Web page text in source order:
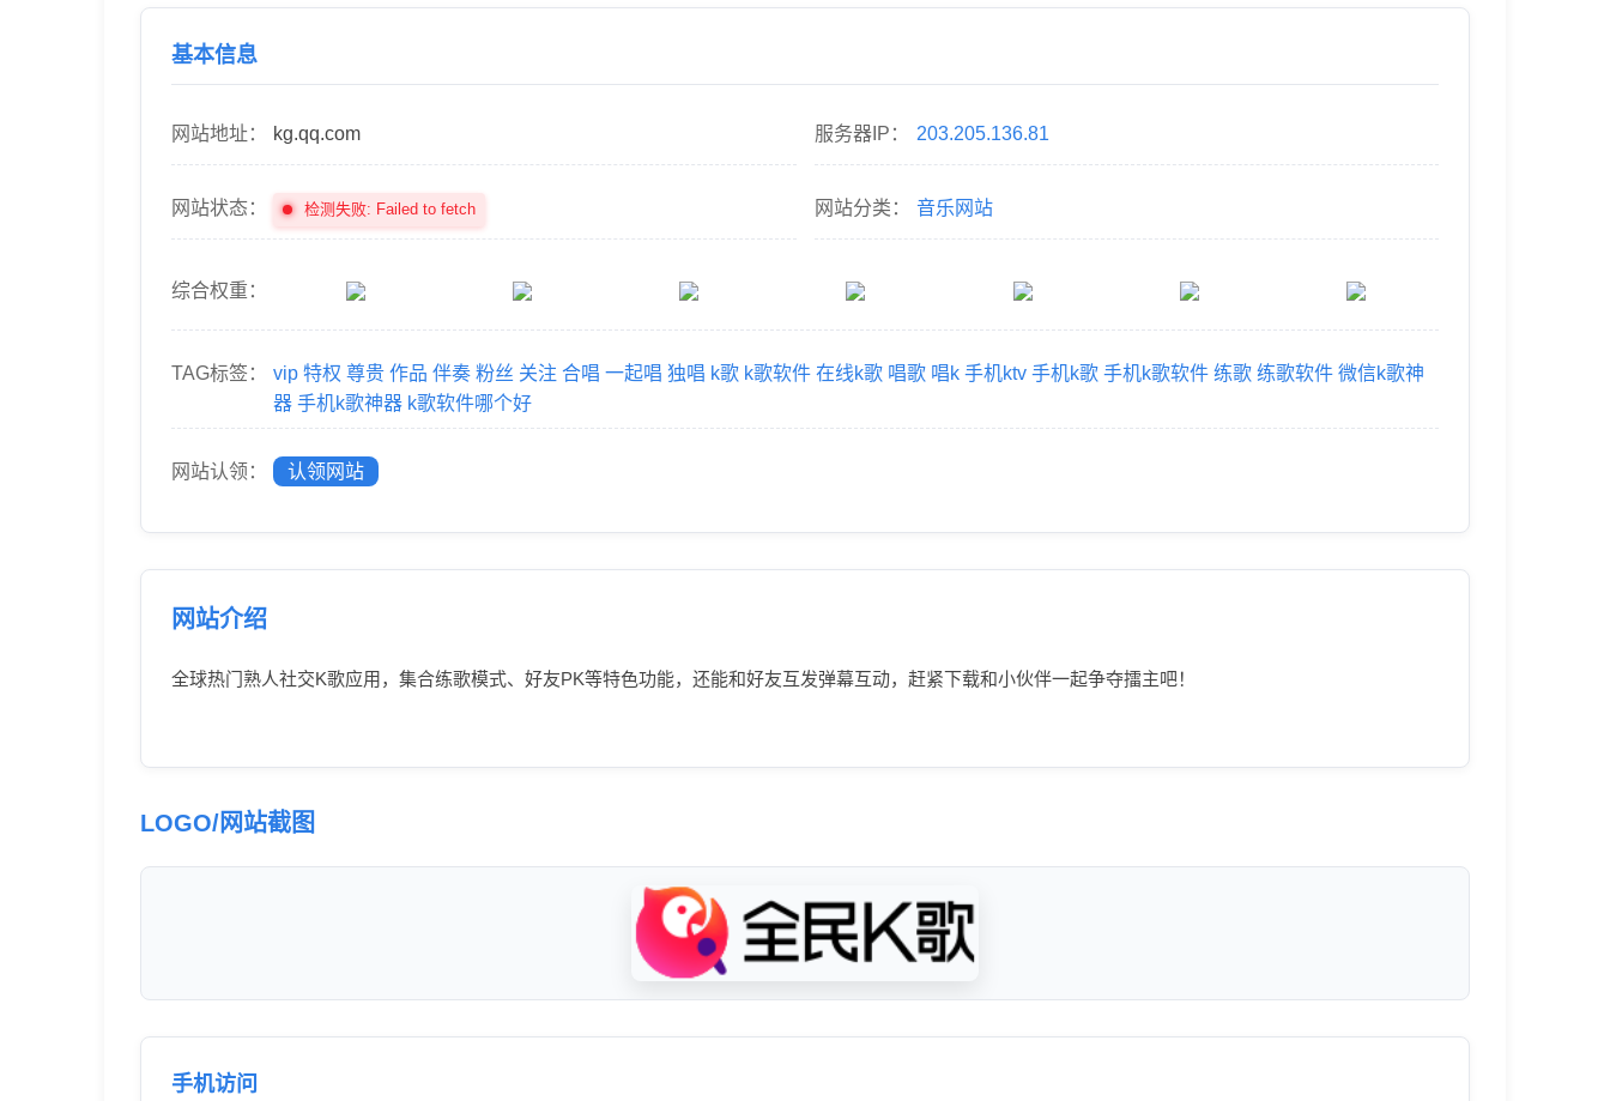
基本信息
网站地址： kg.qq.com 服务器IP： 203.205.136.81
网站状态： 检测失败: Failed to fetch 网站分类： 音乐网站
综合权重：
TAG标签： vip 特权 尊贵 作品 伴奏 粉丝 关注 合唱 一起唱 独唱 k歌 k歌软件 在线k歌 唱歌 唱k 手机ktv 手机k歌 手机k歌软件 练歌 练歌软件 微信k歌神
器 手机k歌神器 k歌软件哪个好
网站认领： 认领网站
网站介绍
全球热门熟人社交K歌应用，集合练歌模式、好友PK等特色功能，还能和好友互发弹幕互动，赶紧下载和小伙伴一起争夺擂主吧！
LOGO/网站截图
手机访问